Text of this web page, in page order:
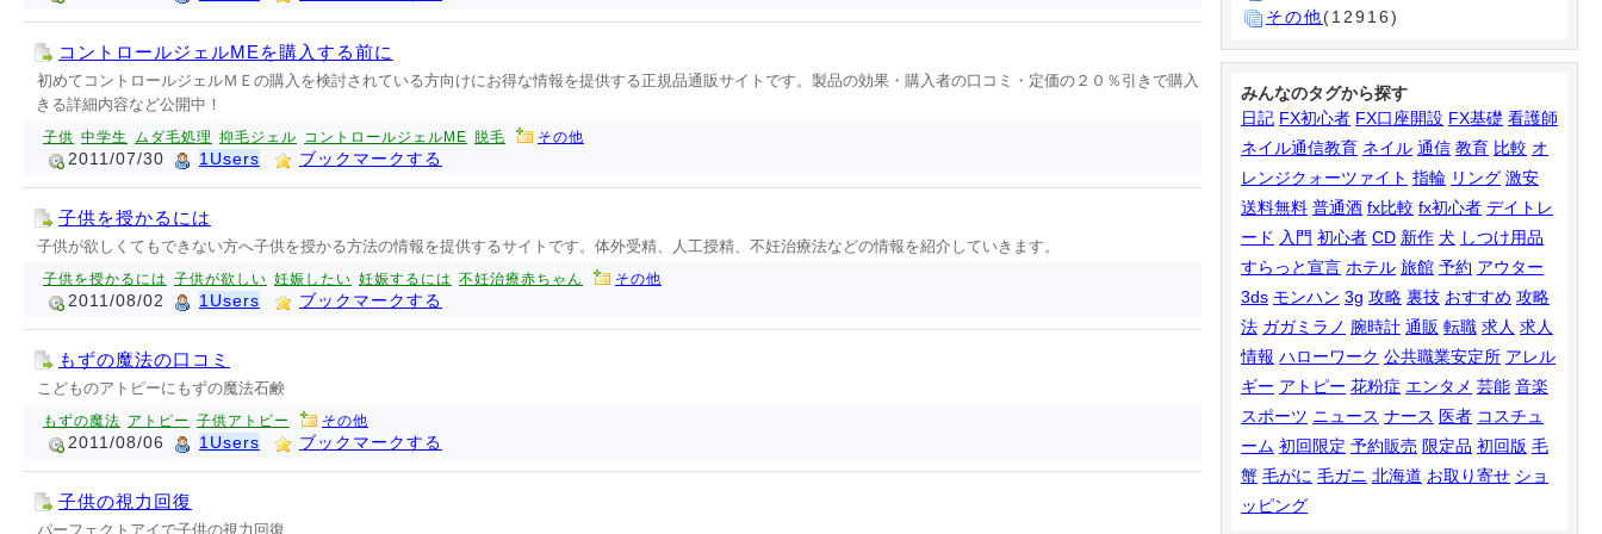
コントロールジェルMEを購入する前に
初めてコントロールジェルＭＥの購入を検討されている方向けにお得な情報を提供する正規品通販サイトです。製品の効果・購入者の口コミ・定価の２０％引きで購入
きる詳細内容など公開中！
子供 中学生 ムダ毛処理 抑毛ジェル コントロールジェルME 脱毛 その他
2011/07/30 1Users ブックマークする
子供を授かるには
子供が欲しくてもできない方へ子供を授かる方法の情報を提供するサイトです。体外受精、人工授精、不妊治療法などの情報を紹介していきます。
子供を授かるには 子供が欲しい 妊娠したい 妊娠するには 不妊治療赤ちゃん その他
2011/08/02 1Users ブックマークする
もずの魔法の口コミ
こどものアトピーにもずの魔法石鹸
もずの魔法 アトピー 子供アトピー その他
2011/08/06 1Users ブックマークする
子供の視力回復
パーフェクトアイで子供の視力回復
その他(12916)
みんなのタグから探す
日記 FX初心者 FX口座開設 FX基礎 看護師
ネイル通信教育 ネイル 通信 教育 比較 オ
レンジクォーツァイト 指輪 リング 激安
送料無料 普通酒 fx比較 fx初心者 デイトレ
ード 入門 初心者 CD 新作 犬 しつけ用品
すらっと宣言 ホテル 旅館 予約 アウター
3ds モンハン 3g 攻略 裏技 おすすめ 攻略
法 ガガミラノ 腕時計 通販 転職 求人 求人
情報 ハローワーク 公共職業安定所 アレル
ギー アトピー 花粉症 エンタメ 芸能 音楽
スポーツ ニュース ナース 医者 コスチュ
ーム 初回限定 予約販売 限定品 初回版 毛
蟹 毛がに 毛ガニ 北海道 お取り寄せ ショ
ッピング